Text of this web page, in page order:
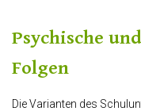
Psychische
Folgen
Die Varianten des